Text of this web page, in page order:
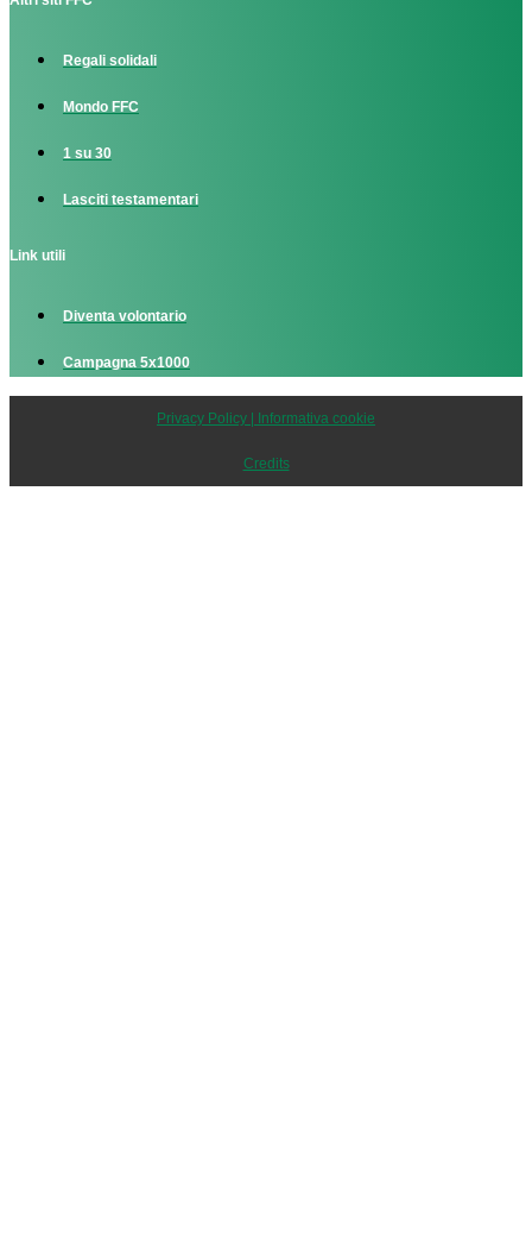
Regali solidali
Mondo FFC
1 su 30
Lasciti testamentari
Link utili
Diventa volontario
Campagna 5x1000
Privacy Policy | Informativa cookie
Credits